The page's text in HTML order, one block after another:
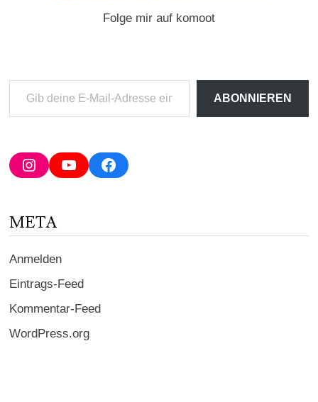
Folge mir auf komoot
deine
Adresse
ein ...
ABONNIEREN
InstagramYouTubeFacebook
META
Anmelden
Eintrags-Feed
Kommentar-Feed
WordPress.org